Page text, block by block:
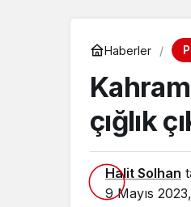
Haberler
çığlık
Halit Solhan
9 Mayıs 2023,